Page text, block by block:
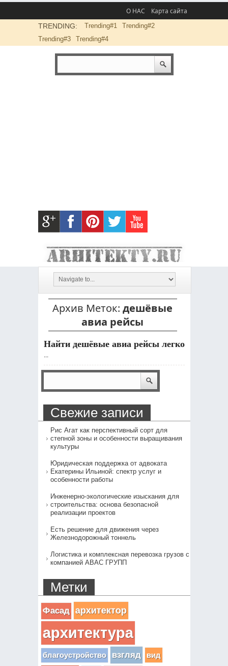
О НАС Карта сайта
TRENDING: Trending#1
Trending#2
Trending#3
Trending#4
Архив Меток: дешёвые
авиа рейсы
Найти дешёвые авиа рейсы легко
...
Свежие записи
Рис Агат как перспективный сорт для
степной зоны и особенности выращивания
культуры
Юридическая поддержка от адвоката
Екатерины Ильиной: спектр услуг и
особенности работы
Инженерно-экологические изыскания для
строительства: основа безопасной
реализации проектов
Есть решение для движения через
Железнодорожный тоннель
Логистика и комплексная перевозка грузов с
компанией АВАС ГРУПП
Метки
Фасад архитектор
архитектура
благоустройство взгляд вид